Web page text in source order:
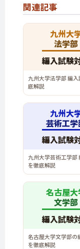
関連記事
九州大
法学部
編入試験
九州大学法学部 編
底解説
九州大
芸術工学
編入試験
九州大学芸術工学部
を徹底解説
名古屋大
文学部
編入試験
名古屋大学文学部の
を徹底解説